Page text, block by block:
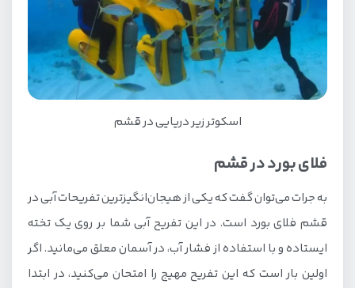
اسکوتر زیر دریایی در قشم
فلای بورد در قشم
به جرات می‌توان گفت که یکی از هیجان‌انگیزترین تفریحات آبی در
قشم فلای بورد است. در این تفریح آبی شما بر روی یک تخته
ایستاده و با استفاده از فشار آب، در آسمان معلق می‌مانید. اگر
اولین بار است که این تفریح مهیج را امتحان می‌کنید، در ابتدا